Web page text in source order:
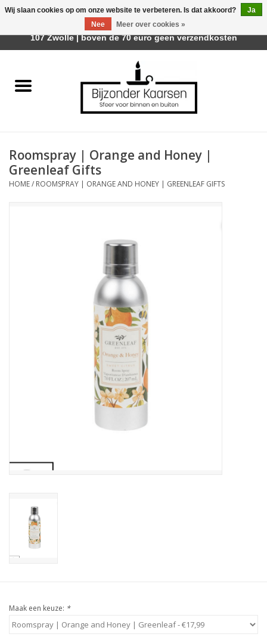
Räder Design Stories
Geurkaarsen
Relatiegeschenken & Bedankjes
Roomspray | Orange and Honey |
Greenleaf Gifts
HOME/ ROOMSPRAY | ORANGE AND HONEY | GREENLEAF GIFTS
Maak een keuze: *
Wij slaan cookies op om onze website te verbeteren. Is dat akkoord?
Ja
Nee
Meer over cookies »
Afhalen is mogelijk bij Trotz Woon & Cadeau | Belvederelaan
107 Zwolle | boven de 70 euro geen verzendkosten